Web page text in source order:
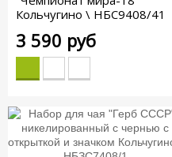
Кольчугино \ НБС9408/41
3 590 руб